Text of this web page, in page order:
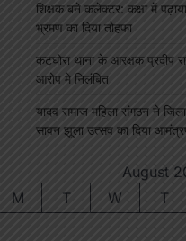
शिक्षक बने कलेक्टर: कक्षा में
भ्रमण का दिया तोहफा
कटघोरा थाना के आरक्षक प्रदीप
आरोप मे निलंबित
यादव समाज महिला संगठन ने
सावन झूला उत्सव का दिया
August
M
T W T